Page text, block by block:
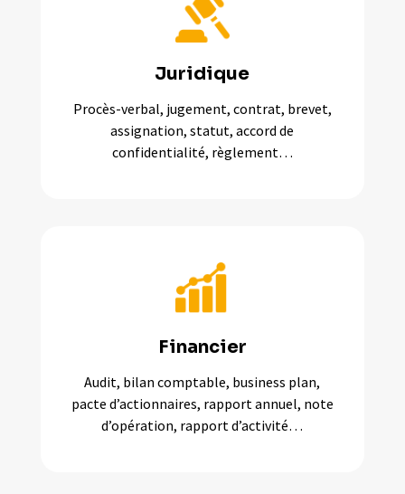
Juridique
Procès-verbal, jugement, contrat, brevet,
assignation, statut, accord de
confidentialité, règlement…
Financier
Audit, bilan comptable, business plan,
pacte d’actionnaires, rapport annuel, note
d’opération, rapport d’activité…